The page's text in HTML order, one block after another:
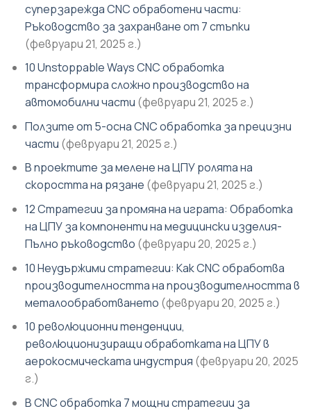
суперзарежда CNC обработени части:
Ръководство за захранване от 7 стъпки
(февруари 21, 2025 г.)
10 Unstoppable Ways CNC обработка
трансформира сложно производство на
автомобилни части (февруари 21, 2025 г.)
Ползите от 5-осна CNC обработка за прецизни
части (февруари 21, 2025 г.)
В проектите за мелене на ЦПУ ролята на
скоростта на рязане (февруари 21, 2025 г.)
12 Стратегии за промяна на играта: Обработка
на ЦПУ за компоненти на медицински изделия-
Пълно ръководство (февруари 20, 2025 г.)
10 Неудържими стратегии: Как CNC обработва
производителността на производителността в
металообработването (февруари 20, 2025 г.)
10 революционни тенденции,
революционизиращи обработката на ЦПУ в
аерокосмическата индустрия (февруари 20, 2025
г.)
В CNC обработка 7 мощни стратегии за